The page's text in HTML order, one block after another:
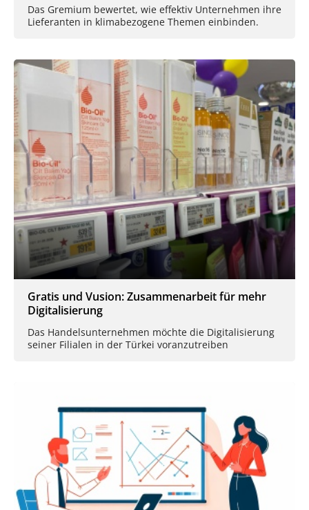
Das Gremium bewertet, wie effektiv Unternehmen ihre
Lieferanten in klimabezogene Themen einbinden.
Gratis und Vusion: Zusammenarbeit für mehr
Digitalisierung
Das Handelsunternehmen möchte die Digitalisierung
seiner Filialen in der Türkei voranzutreiben